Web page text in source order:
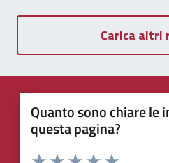
Carica
Quanto sono chiare le
questa pagina?